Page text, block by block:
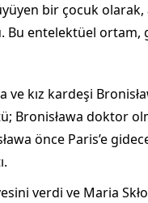
bir çocuk
entelektüel ortam,
ve kız kardeşi
Bronisława doktor
önce Paris’e
verdi ve Maria